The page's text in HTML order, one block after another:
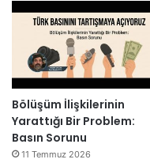
Bölüşüm İlişkilerinin
Yarattığı Bir Problem:
Basın Sorunu
11 Temmuz 2026